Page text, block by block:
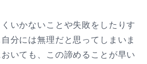
いかないことや失敗をしたりす
分には無理だと思ってしまいま
いても、この諦めることが早い